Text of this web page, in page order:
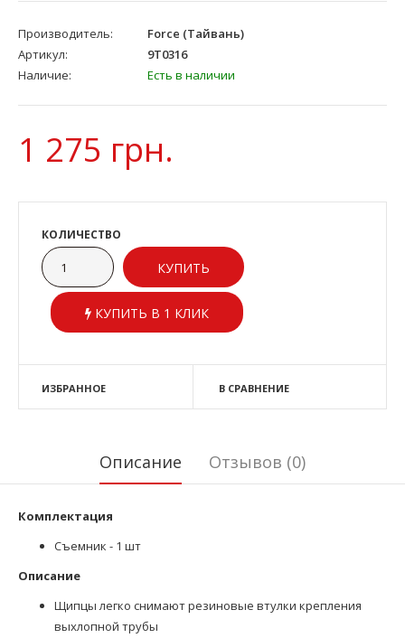
Производитель:
Force (Тайвань)
Артикул:
9T0316
Наличие:
Есть в наличии
1 275 грн.
КОЛИЧЕСТВО
КУПИТЬ В 1 КЛИК
ИЗБРАННОЕ В СРАВНЕНИЕ
Описание Отзывов (0)
Комплектация
Съемник - 1 шт
Описание
Щипцы легко снимают резиновые втулки крепления
выхлопной трубы